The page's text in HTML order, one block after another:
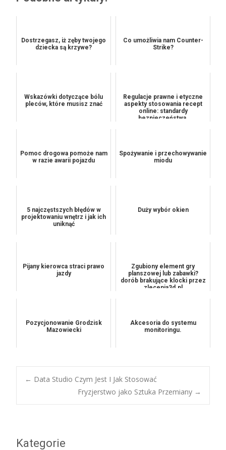
Dostrzegasz, iż zęby twojego
dziecka są krzywe?
Co umożliwia nam Counter-
Strike?
Wskazówki dotyczące bólu
pleców, które musisz znać
Regulacje prawne i etyczne
aspekty stosowania recept
online: standardy
bezpieczeństwa,
Pomoc drogowa pomoże nam
w razie awarii pojazdu
Spożywanie i przechowywanie
miodu
5 najczęstszych błędów w
projektowaniu wnętrz i jak ich
uniknąć
Duży wybór okien
Pijany kierowca straci prawo
jazdy
Zgubiony element gry
planszowej lub zabawki?
dorób brakujące klocki przez
zlecenia3d.pl
Pozycjonowanie Grodzisk
Mazowiecki
Akcesoria do systemu
monitoringu.
Post
← Data Studio Czym Jest I Jak Stosować
Fryzjerstwo jako Sztuka Przemiany →
Kategorie